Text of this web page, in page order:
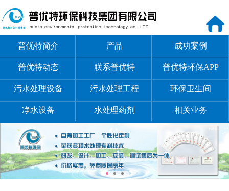
普优特简介 产品 成功案例
普优特动态 联系普优特 普优特环保APP
污水处理设备 污水处理工程 环保卫生间
净水设备 水处理药剂 相关业务